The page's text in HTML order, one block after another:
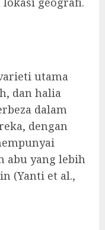
utama
dan halia
dalam
dengan
abu yang lebih
(Yanti et al.,